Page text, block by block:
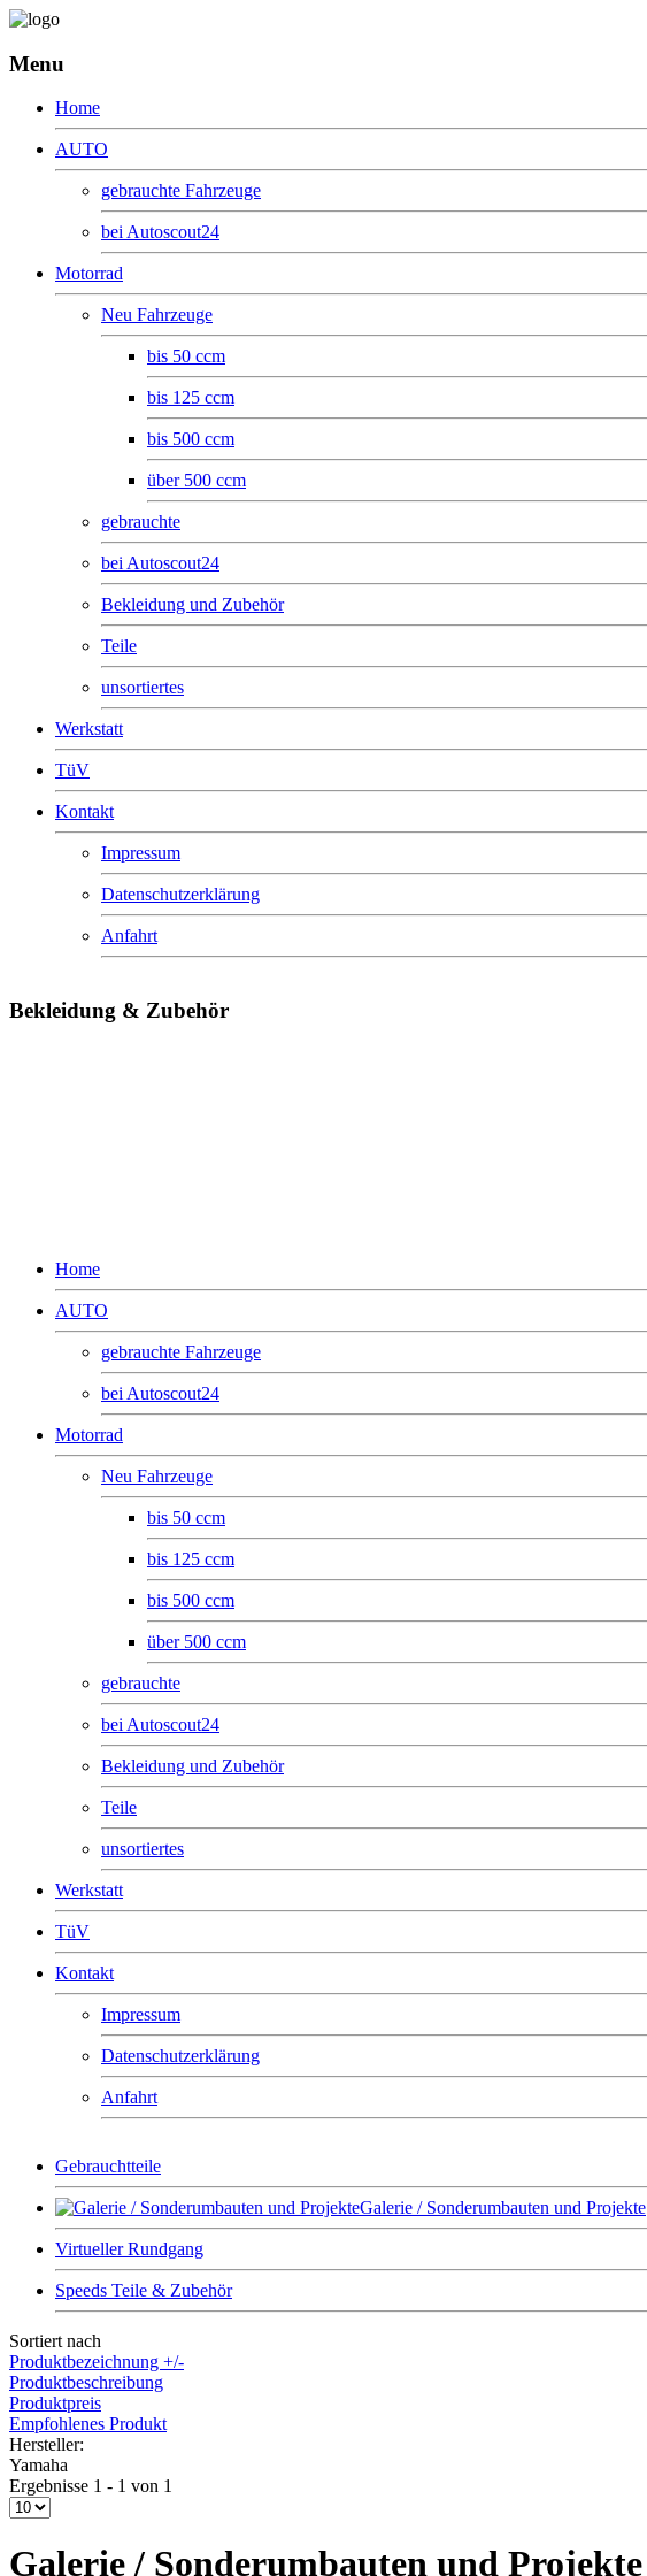
Menu
Home
AUTO
gebrauchte Fahrzeuge
bei Autoscout24
Motorrad
Neu Fahrzeuge
bis 50 ccm
bis 125 ccm
bis 500 ccm
über 500 ccm
gebrauchte
bei Autoscout24
Bekleidung und Zubehör
Teile
unsortiertes
Werkstatt
TüV
Kontakt
Impressum
Datenschutzerklärung
Anfahrt
Bekleidung & Zubehör
Home
AUTO
gebrauchte Fahrzeuge
bei Autoscout24
Motorrad
Neu Fahrzeuge
bis 50 ccm
bis 125 ccm
bis 500 ccm
über 500 ccm
gebrauchte
bei Autoscout24
Bekleidung und Zubehör
Teile
unsortiertes
Werkstatt
TüV
Kontakt
Impressum
Datenschutzerklärung
Anfahrt
Gebrauchtteile
Galerie / Sonderumbauten und Projekte
Virtueller Rundgang
Speeds Teile & Zubehör
Sortiert nach
Produktbezeichnung +/-
Produktbeschreibung
Produktpreis
Empfohlenes Produkt
Hersteller:
Yamaha
Ergebnisse 1 - 1 von 1
Galerie / Sonderumbauten und Projekte